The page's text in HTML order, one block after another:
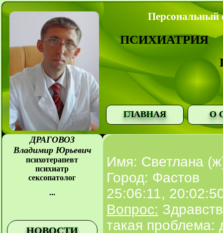
Персональный
ПСИХИАТРИЯ
ГЛАВНАЯ О
ДРАГОВОЗ
Владимир Юрьевич
психотерапевт
психиатр
сексопатолог
...
НОВОСТИ
Имя: Светлана
Город: Фастов
25:06:11,
Вопрос:
такая проблема: